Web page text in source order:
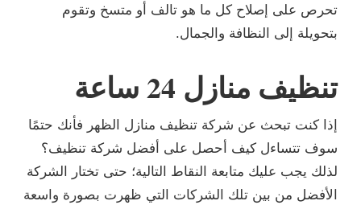
تحرص على إصلاح كل ما هو تالف أو متسخ وتقوم
بتحويلة إلى النظافة والجمال.
تنظيف منازل 24 ساعة
إذا كنت تبحث عن شركة تنظيف منازل الظهر فأنك حتمًا
سوف تتساءل كيف أحصل على أفضل شركة تنظيف؟
لذلك يجب عليك متابعة النقاط التالية؛ حتى تختار الشركة
الأفضل من بين تلك الشركات التي ظهرت بصورة واسعة